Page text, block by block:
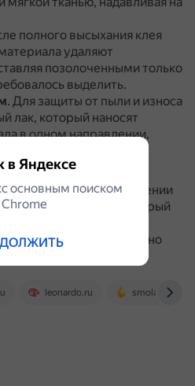
полного высыхания клея
удаляют
позолоченными только
выделить.
. Для защиты от пыли и износа
лак, который наносят
в одном направлении,
полное покрытие
пропусков.
находиться в помещении
лёгкий материал, который
видеть, как равномерно
leonardo.ru smola-
в Яндексе
основным поиском
Сhrome